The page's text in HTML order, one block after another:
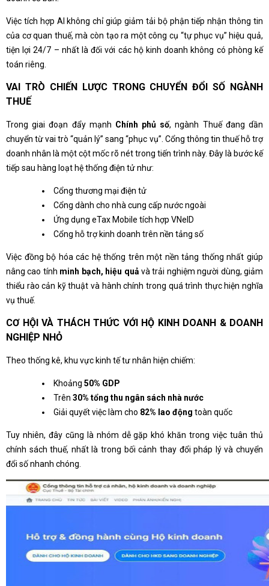
Việc tích hợp AI không chỉ giúp giảm tải bộ phận tiếp nhận thông tin
của cơ quan thuế, mà còn tạo ra một công cụ “tự phục vụ” hiệu quả,
tiện lợi 24/7 – nhất là đối với các hộ kinh doanh không có phòng kế
toán riêng.
VAI TRÒ CHIẾN LƯỢC TRONG CHUYỂN ĐỔI SỐ NGÀNH
THUẾ
Trong giai đoạn đẩy mạnh Chính phủ số, ngành Thuế đang dần
chuyển từ vai trò “quản lý” sang “phục vụ”. Cổng thông tin thuế hỗ trợ
doanh nhân là một cột mốc rõ nét trong tiến trình này. Đây là bước kế
tiếp sau hàng loạt hệ thống điện tử như:
Cổng thương mại điện tử
Cổng dành cho nhà cung cấp nước ngoài
Ứng dụng eTax Mobile tích hợp VNeID
Cổng hỗ trợ kinh doanh trên nền tảng số
Việc đồng bộ hóa các hệ thống trên một nền tảng thống nhất giúp
nâng cao tính minh bạch, hiệu quả và trải nghiệm người dùng, giảm
thiểu rào cản kỹ thuật và hành chính trong quá trình thực hiện nghĩa
vụ thuế.
CƠ HỘI VÀ THÁCH THỨC VỚI HỘ KINH DOANH & DOANH
NGHIỆP NHỎ
Theo thống kê, khu vực kinh tế tư nhân hiện chiếm:
Khoảng 50% GDP
Trên 30% tổng thu ngân sách nhà nước
Giải quyết việc làm cho 82% lao động toàn quốc
Tuy nhiên, đây cũng là nhóm dễ gặp khó khăn trong việc tuân thủ
chính sách thuế, nhất là trong bối cảnh thay đổi pháp lý và chuyển
đổi số nhanh chóng.